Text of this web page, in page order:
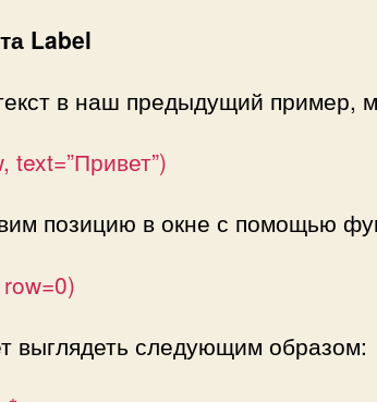
Label
в наш предыдущий
text=”Привет”)
позицию в окне с помощью
выглядеть следующим образом: